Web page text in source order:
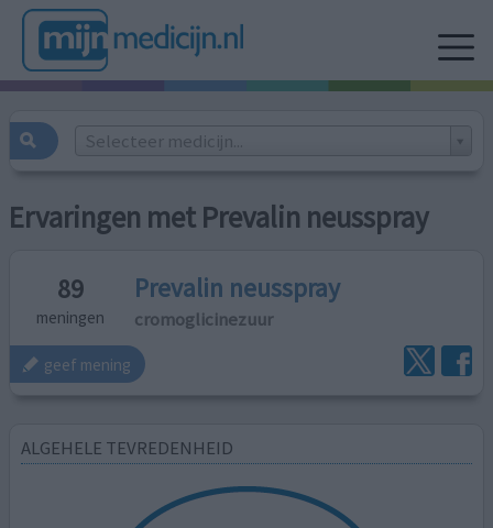
Selecteer medicijn...
Ervaringen met Prevalin neusspray
89
meningen
Prevalin neusspray
cromoglicinezuur
geef mening
ALGEHELE TEVREDENHEID